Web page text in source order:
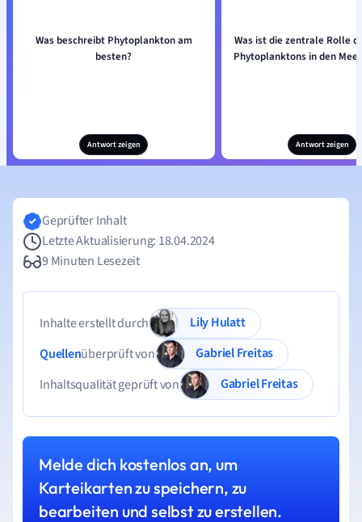
Was beschreibt Phytoplankton am
besten?
Antwort zeigen
Was ist die zentrale Rolle
Phytoplanktons in den
Antwort zeigen
Geprüfter Inhalt
Letzte Aktualisierung: 18.04.2024
9 Minuten Lesezeit
Inhalte erstellt durch
Lily Hulatt
Quellenüberprüft von
Gabriel Freitas
Inhaltsqualität geprüft von
Gabriel Freitas
Melde dich kostenlos an, um
Karteikarten zu speichern, zu
bearbeiten und selbst zu erstellen.